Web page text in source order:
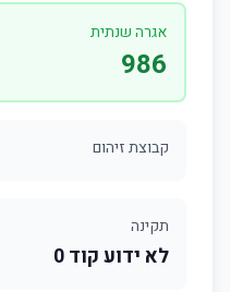
אגרה שנתית
986
קבוצת זיהום
תקינה
לא ידוע קוד 0